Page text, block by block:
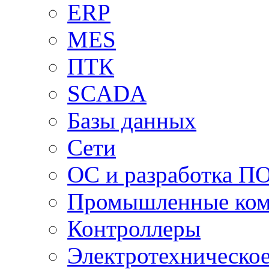
ERP
MES
ПТК
SCADA
Базы данных
Сети
ОС и разработка
Промышленные
Контроллеры